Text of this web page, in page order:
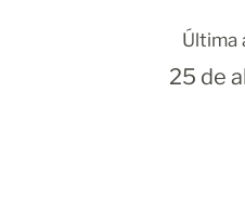
Última
25 de